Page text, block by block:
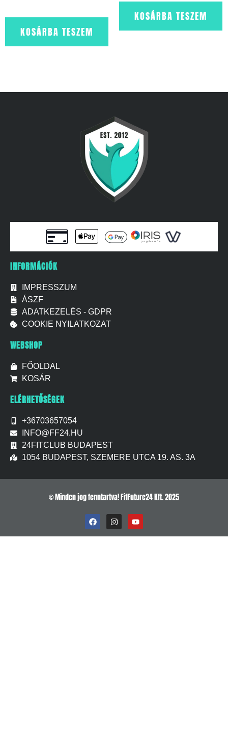
KOSÁRBA TESZEM
KOSÁRBA TESZEM
INFORMÁCIÓK
IMPRESSZUM
ÁSZF
ADATKEZELÉS - GDPR
COOKIE NYILATKOZAT
WEBSHOP
FŐOLDAL
KOSÁR
ELÉRHETŐSÉGEK
+36703657054
INFO@FF24.HU
24FITCLUB BUDAPEST
1054 BUDAPEST, SZEMERE UTCA 19. AS. 3A
© Minden jog fenntartva! FitFuture24 Kft. 2025